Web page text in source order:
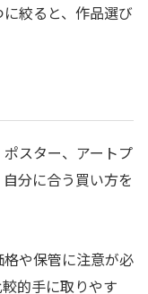
絞ると、作品選び
スター、アートプ
分に合う買い方を
や保管に注意が必
的手に取りやす